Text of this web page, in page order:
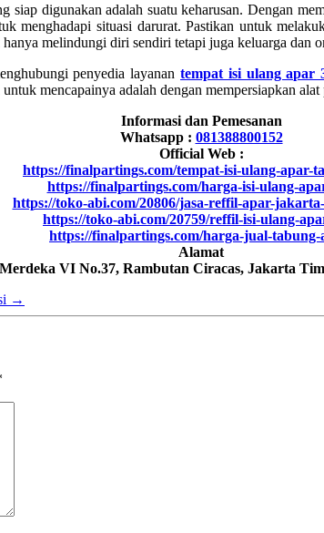
siap digunakan adalah suatu keharusan. Dengan
menghadapi situasi darurat. Pastikan untuk
melindungi diri sendiri tetapi juga keluarga dan
penyedia layanan tempat isi ulang apar
mencapainya adalah dengan mempersiapkan alat
Informasi dan Pemesanan
Whatsapp : 081388800152
Official Web :
https://finalpartings.com/tempat-isi-ulang-apar-
https://finalpartings.com/harga-isi-ulang-
https://toko-abi.com/20806/jasa-reffil-apar-
https://toko-abi.com/20759/reffil-isi-ulang-
https://finalpartings.com/harga-jual-tabung-
Alamat
VI No.37, Rambutan Ciracas, Jakarta
→